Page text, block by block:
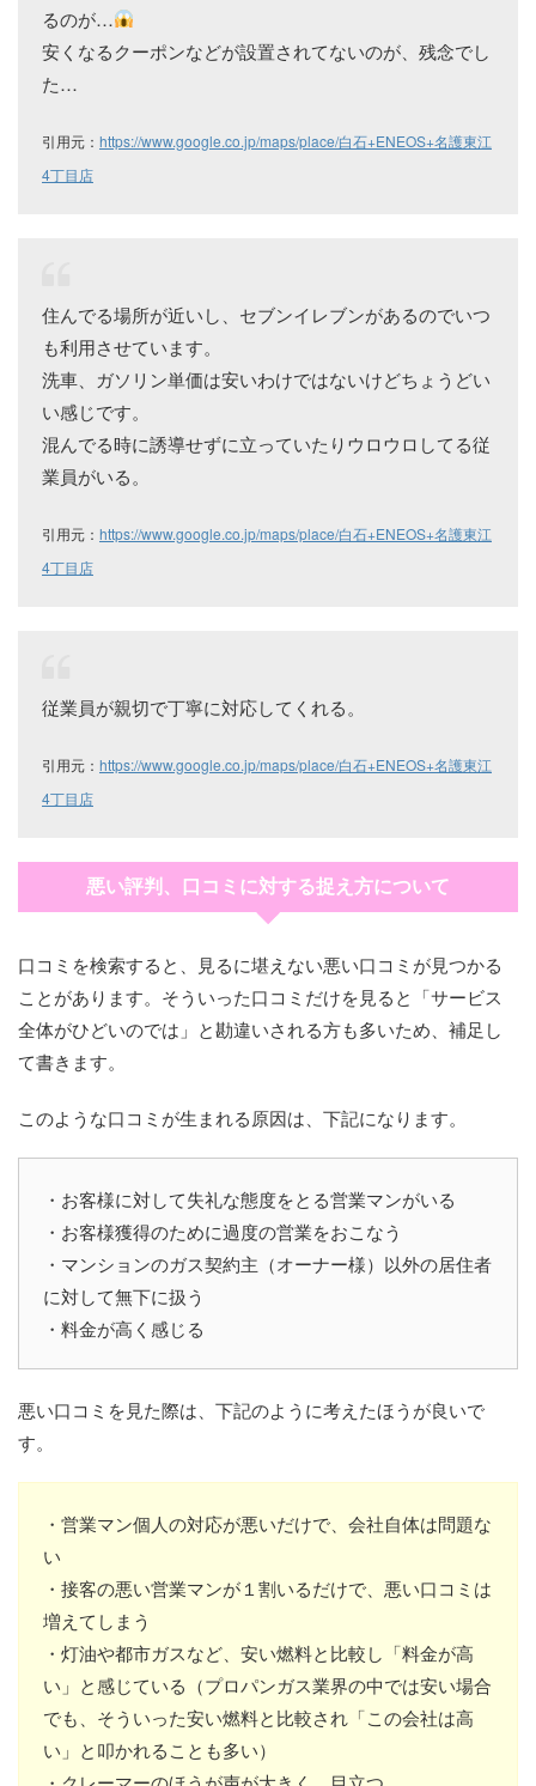
るのが…
安くなるクーポンなどが設置されてないのが、残念でし
た…
引用元： https://www.google.co.jp/maps/place/白石+ENEOS+名護東江
4丁目店
住んでる場所が近いし、セブンイレブンがあるのでいつ
も利用させています。
洗車、ガソリン単価は安いわけではないけどちょうどい
い感じです。
混んでる時に誘導せずに立っていたりウロウロしてる従
業員がいる。
引用元： https://www.google.co.jp/maps/place/白石+ENEOS+名護東江
4丁目店
従業員が親切で丁寧に対応してくれる。
引用元： https://www.google.co.jp/maps/place/白石+ENEOS+名護東江
4丁目店
悪い評判、口コミに対する捉え方について
口コミを検索すると、見るに堪えない悪い口コミが見つかる
ことがあります。そういった口コミだけを見ると「サービス
全体がひどいのでは」と勘違いされる方も多いため、補足し
て書きます。
このような口コミが生まれる原因は、下記になります。
・お客様に対して失礼な態度をとる営業マンがいる
・お客様獲得のために過度の営業をおこなう
・マンションのガス契約主（オーナー様）以外の居住者
に対して無下に扱う
・料金が高く感じる
悪い口コミを見た際は、下記のように考えたほうが良いで
す。
・営業マン個人の対応が悪いだけで、会社自体は問題な
い
・接客の悪い営業マンが１割いるだけで、悪い口コミは
増えてしまう
・灯油や都市ガスなど、安い燃料と比較し「料金が高
い」と感じている（プロパンガス業界の中では安い場合
でも、そういった安い燃料と比較され「この会社は高
い」と叩かれることも多い）